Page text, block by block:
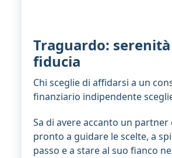
Traguardo:
fiducia
Chi sceglie di affidarsi a un
finanziario indipendente
Sa di avere accanto un
pronto a guidare le scelte, a
passo e a stare al suo fianco